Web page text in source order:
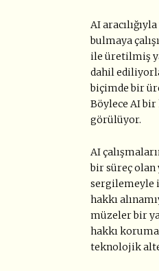
AI
bulmaya
ile üretilmiş
dahil
biçimde bir
Böylece AI
görülüyor.
AI
bir süreç
sergilemeyle
hakkı
müzeler bir
hakkı
teknolojik